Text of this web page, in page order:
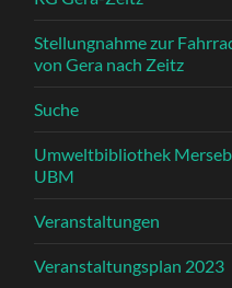
Stellungnahme zur
von Gera nach Zeitz
Suche
Umweltbibliothek
UBM
Veranstaltungen
Veranstaltungsplan 2023